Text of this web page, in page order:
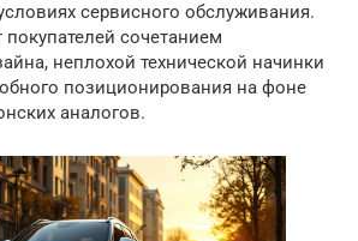
сервисного обслуживания.
сочетанием
неплохой технической начинки
позиционирования на фоне
аналогов.